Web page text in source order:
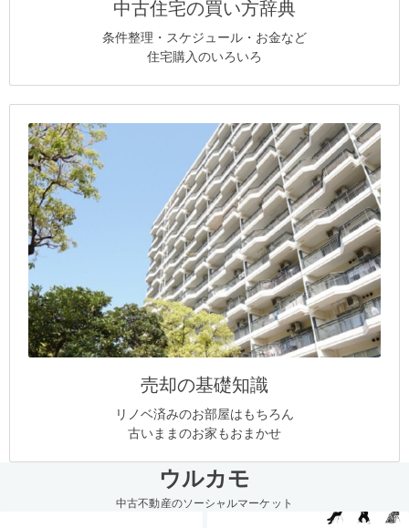
中古住宅の買い方辞典
条件整理・スケジュール・お金など
住宅購入のいろいろ
売却の基礎知識
リノベ済みのお部屋はもちろん
古いままのお家もおまかせ
ウルカモ
中古不動産のソーシャルマーケット